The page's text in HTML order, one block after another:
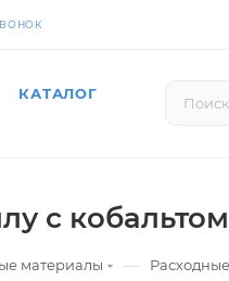
КАТАЛОГ
с
материалы —